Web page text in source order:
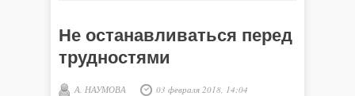
Не останавливаться перед
трудностями
А. НАУМОВА
03 февраля 2018, 14:04